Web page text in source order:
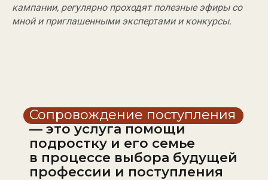
кампании, регулярно проходят полезные эфиры со
мной и приглашенными экспертами и конкурсы.
Сопровождение поступления
— это услуга помощи
подростку и его семье
в процессе выбора будущей
профессии и поступления